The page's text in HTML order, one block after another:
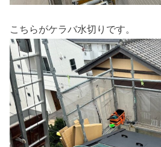
こちらがケラバ水切りです。